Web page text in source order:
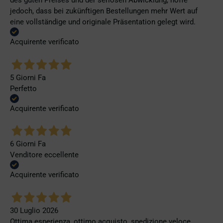
jedoch, dass bei zukünftigen Bestellungen mehr Wert auf
eine vollständige und originale Präsentation gelegt wird.
Acquirente verificato
5 Giorni Fa
Perfetto
Acquirente verificato
6 Giorni Fa
Venditore eccellente
Acquirente verificato
30 Luglio 2026